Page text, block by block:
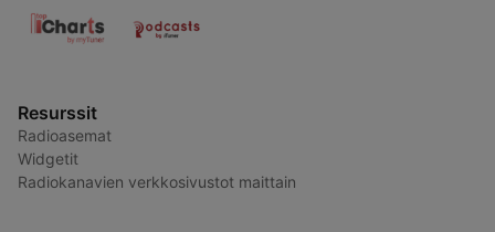
Resurssit
Radioasemat
Widgetit
Radiokanavien verkkosivustot maittain